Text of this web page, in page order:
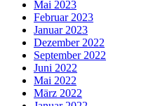
Mai 2023
Februar 2023
Januar 2023
Dezember 2022
September 2022
Juni 2022
Mai 2022
März 2022